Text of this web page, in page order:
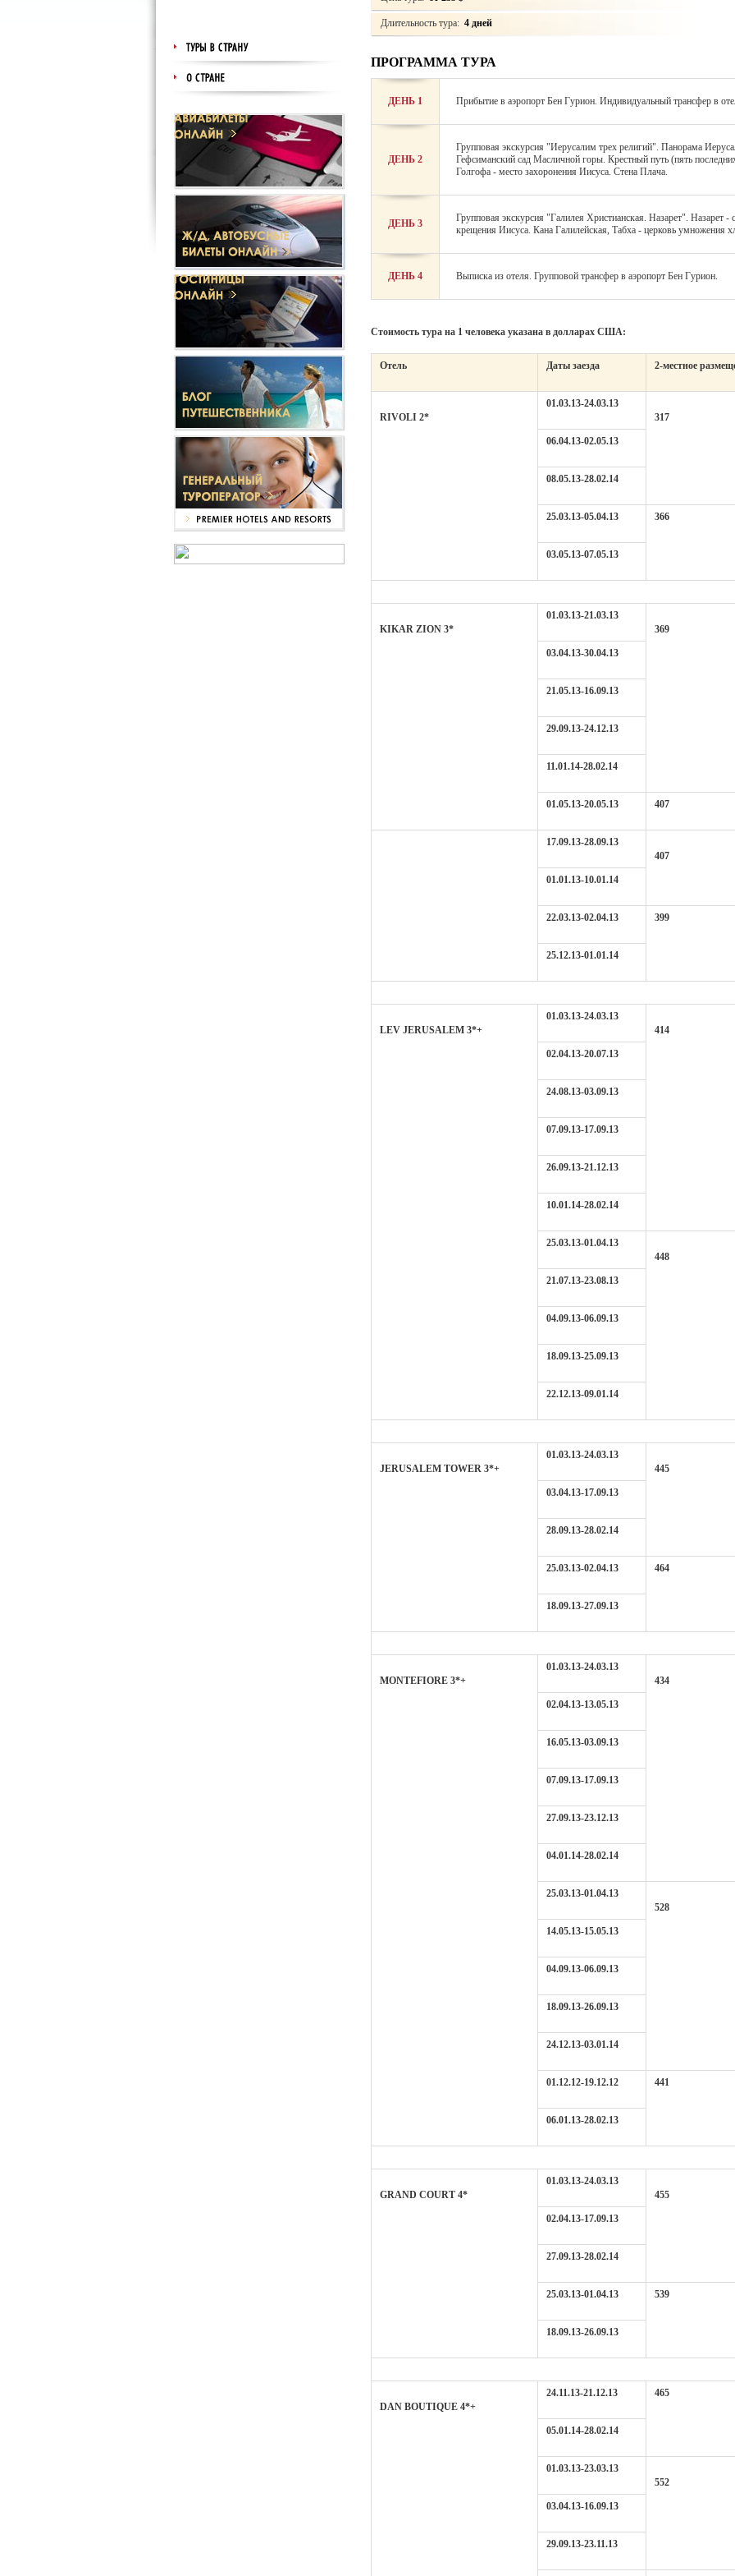
Длительность тура: 4 дней
ПРОГРАММА ТУРА
ДЕНЬ 1 Прибытие в аэропорт Бен Гурион. Индивидуальный трансфер в
ДЕНЬ 2
Групповая экскурсия "Иерусалим трех религий". Панорама
Гефсиманский сад Масличной горы. Крестный путь (пять
Голгофа - место захоронения Иисуса. Стена Плача.
ДЕНЬ 3
Групповая экскурсия "Галилея Христианская. Назарет". Назарет
крещения Иисуса. Кана Галилейская, Табха - церковь умножения
ДЕНЬ 4 Выписка из отеля. Групповой трансфер в аэропорт Бен Гурион.
Стоимость тура на 1 человека указана в долларах США:
Отель Даты заезда 2-местное
RIVOLI 2*
01.03.13-24.03.13
317
06.04.13-02.05.13
08.05.13-28.02.14
25.03.13-05.04.13 366
03.05.13-07.05.13
KIKAR ZION 3*
01.03.13-21.03.13
369
03.04.13-30.04.13
21.05.13-16.09.13
29.09.13-24.12.13
11.01.14-28.02.14
01.05.13-20.05.13 407
17.09.13-28.09.13
407
01.01.13-10.01.14
22.03.13-02.04.13 399
25.12.13-01.01.14
LEV JERUSALEM 3*+
01.03.13-24.03.13
414
02.04.13-20.07.13
24.08.13-03.09.13
07.09.13-17.09.13
26.09.13-21.12.13
10.01.14-28.02.14
25.03.13-01.04.13
448
21.07.13-23.08.13
04.09.13-06.09.13
18.09.13-25.09.13
22.12.13-09.01.14
JERUSALEM TOWER 3*+
01.03.13-24.03.13
445
03.04.13-17.09.13
28.09.13-28.02.14
25.03.13-02.04.13 464
18.09.13-27.09.13
MONTEFIORE 3*+
01.03.13-24.03.13
434
02.04.13-13.05.13
16.05.13-03.09.13
07.09.13-17.09.13
27.09.13-23.12.13
04.01.14-28.02.14
25.03.13-01.04.13
528
14.05.13-15.05.13
04.09.13-06.09.13
18.09.13-26.09.13
24.12.13-03.01.14
01.12.12-19.12.12 441
06.01.13-28.02.13
GRAND COURT 4*
01.03.13-24.03.13
455
02.04.13-17.09.13
27.09.13-28.02.14
25.03.13-01.04.13 539
18.09.13-26.09.13
DAN BOUTIQUE 4*+
24.11.13-21.12.13 465
05.01.14-28.02.14
01.03.13-23.03.13
552
03.04.13-16.09.13
29.09.13-23.11.13